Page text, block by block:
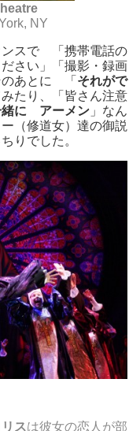
NY
ンスで 「携帯電話の
さい」「撮影・録画
のあとに 「 それがで
みたり、「皆さん注意
緒に アーメン 」なん
（修道女）達の御説
りでした。
スは彼女の恋人が部